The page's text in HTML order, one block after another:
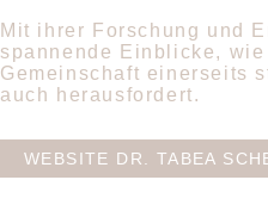
Mit ihrer Forschung und
spannende Einblicke, wie
Gemeinschaft einerseits
auch herausfordert.
WEBSITE DR. TABEA